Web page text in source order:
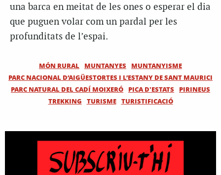
una barca en meitat de les ones o esperar el dia
que puguen volar com un pardal per les
profunditats de l’espai.
MÓN RURAL MUNTANYES
MUNTANYISME
PARC NACIONAL D’AIGÜESTORTES I L’ESTANY DE SANT MAURICI
PARC NATURAL DEL CADÍ MOIXERÓ
PICA D'ESTATS
PIRINEUS
TREKKING
TURISME TURISTIFICACIÓ